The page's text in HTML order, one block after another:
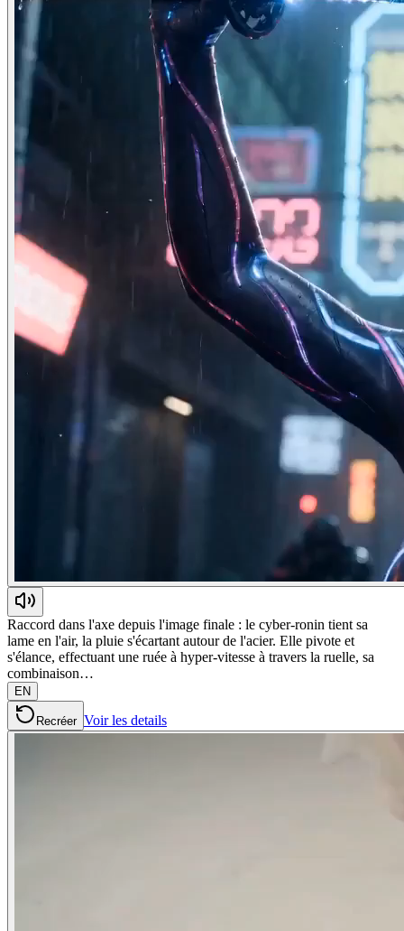
Raccord dans l'axe depuis l'image finale : le cyber-ronin tient sa
lame en l'air, la pluie s'écartant autour de l'acier. Elle pivote et
s'élance, effectuant une ruée à hyper-vitesse à travers la ruelle, sa
combinaison…
EN
Recréer Voir les details